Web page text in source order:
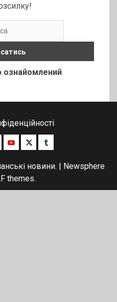
ознайомлений
YoutubeTwitterTumblr
новини. | Newsphere
themes.